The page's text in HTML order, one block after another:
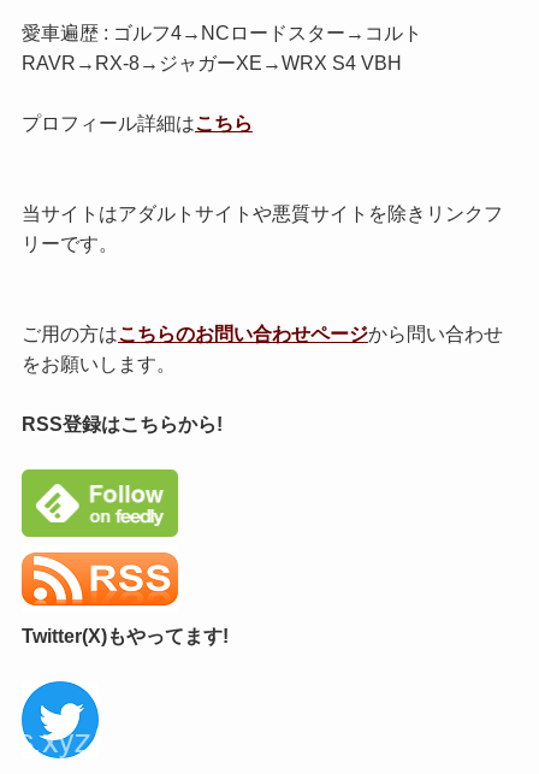
愛車遍歴 : ゴルフ4→NCロードスター→コルト
RAVR→RX-8→ジャガーXE→WRX S4 VBH
プロフィール詳細はこちら
当サイトはアダルトサイトや悪質サイトを除きリンクフ
リーです。
ご用の方はこちらのお問い合わせページから問い合わせ
をお願いします。
RSS登録はこちらから!
Twitter(X)もやってます!